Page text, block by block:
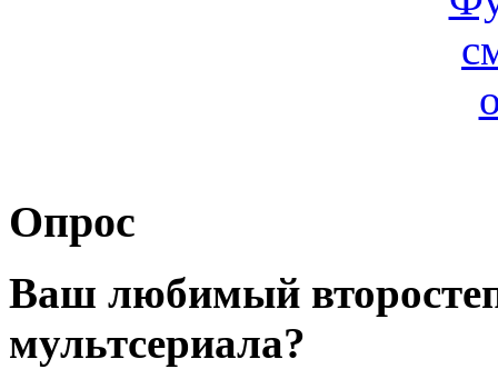
Опрос
Ваш любимый
мультсериала?